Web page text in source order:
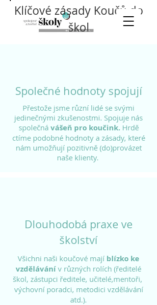
Klíčové zásady Koučů do
škol
Společné hodnoty spojují
Přestože jsme různí lidé se svými
jedinečnými zkušenostmi. Spojuje nás
společná vášeň pro koučink. Hrdě
ctíme podobné hodnoty a zásady, které
nám umožňují pozitivně (do)provázet
naše klienty.
Dlouhodobá praxe ve
školství
Všichni naši koučové mají blízko ke
vzdělávání v různých rolích (ředitelé
škol, zástupci ředitele, učitelé,mentoři,
výchovní poradci, metodici vzdělávání
atd.).